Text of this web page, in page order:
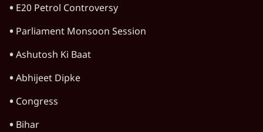
E20 Petrol Controversy
Parliament Monsoon Session
Ashutosh Ki Baat
Abhijeet Dipke
Congress
Bihar